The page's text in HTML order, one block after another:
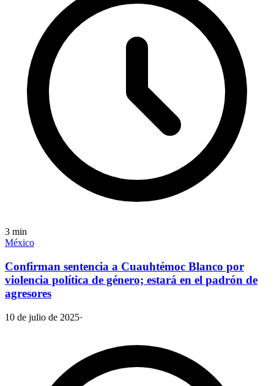
3 min
México
Confirman sentencia a Cuauhtémoc Blanco por
violencia política de género; estará en el padrón de
agresores
10 de julio de 2025·